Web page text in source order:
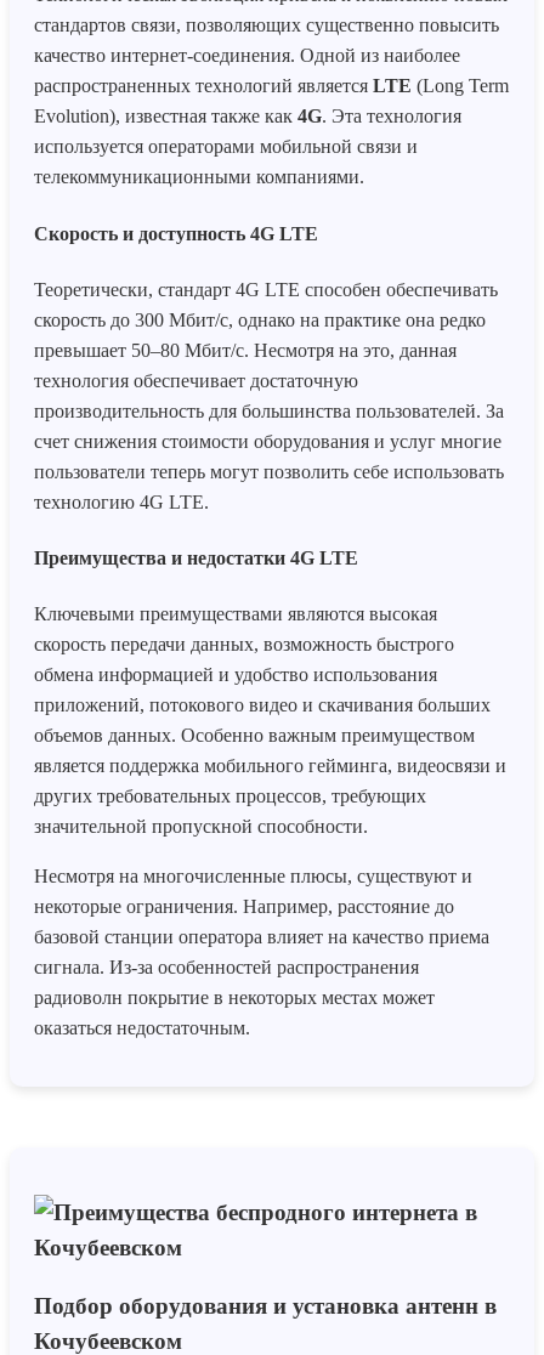
стандартов связи, позволяющих существенно повысить
качество интернет-соединения. Одной из наиболее
распространенных технологий является LTE (Long Term
Evolution), известная также как 4G. Эта технология
используется операторами мобильной связи и
телекоммуникационными компаниями.
Скорость и доступность 4G LTE
Теоретически, стандарт 4G LTE способен обеспечивать
скорость до 300 Мбит/с, однако на практике она редко
превышает 50–80 Мбит/с. Несмотря на это, данная
технология обеспечивает достаточную
производительность для большинства пользователей. За
счет снижения стоимости оборудования и услуг многие
пользователи теперь могут позволить себе использовать
технологию 4G LTE.
Преимущества и недостатки 4G LTE
Ключевыми преимуществами являются высокая
скорость передачи данных, возможность быстрого
обмена информацией и удобство использования
приложений, потокового видео и скачивания больших
объемов данных. Особенно важным преимуществом
является поддержка мобильного гейминга, видеосвязи и
других требовательных процессов, требующих
значительной пропускной способности.
Несмотря на многочисленные плюсы, существуют и
некоторые ограничения. Например, расстояние до
базовой станции оператора влияет на качество приема
сигнала. Из-за особенностей распространения
радиоволн покрытие в некоторых местах может
оказаться недостаточным.
Подбор оборудования и установка антенн в
Кочубеевском